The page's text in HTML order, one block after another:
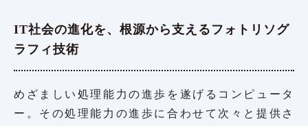
IT社会の進化を、根源から支えるフォトリソグ
ラフィ技術
めざましい処理能力の進歩を遂げるコンピュータ
ー。その処理能力の進歩に合わせて次々と提供さ